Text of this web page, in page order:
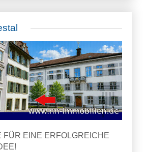
FÜR EINE ERFOLGREICHE